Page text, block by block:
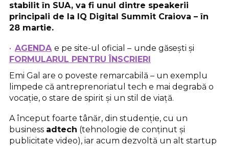
stabilit în SUA, va fi unul dintre speakerii
principali de la IQ Digital Summit Craiova – în
28 martie.
AGENDA e pe site-ul oficial – unde găsești și
FORMULARUL PENTRU ÎNSCRIERI
Emi Gal are o poveste remarcabilă – un exemplu
limpede că antreprenoriatul tech e mai degrabă o
vocație, o stare de spirit și un stil de viață.
A început foarte tânăr, din studenție, cu un
business adtech (tehnologie de conținut și
publicitate video), iar acum dezvoltă un alt startup